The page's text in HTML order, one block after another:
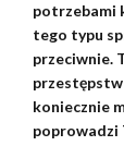
potrzebami
tego typu
przeciwnie.
koniecznie
poprowadzi